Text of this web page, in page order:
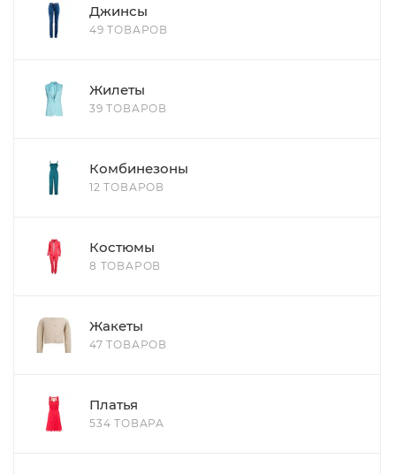
Джинсы
49 ТОВАРОВ
Жилеты
39 ТОВАРОВ
Комбинезоны
12 ТОВАРОВ
Костюмы
8 ТОВАРОВ
Жакеты
47 ТОВАРОВ
Платья
534 ТОВАРА